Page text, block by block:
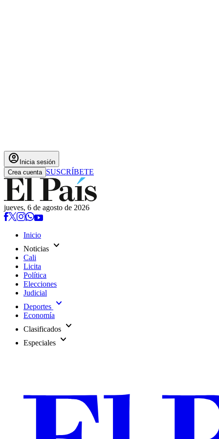
account_circle Inicia sesión
Crea cuenta SUSCRÍBETE
jueves, 6 de agosto de 2026
Inicio
Noticias expand_more
Cali
Licita
Política
Elecciones
Judicial
Deportes expand_more
Economía
Clasificados expand_more
Especiales expand_more